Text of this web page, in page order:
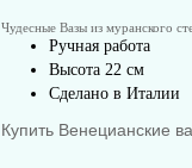
Чудесные Вазы из муранского
Ручная работа
Высота 22 см
Сделано в Италии
Купить Венецианские